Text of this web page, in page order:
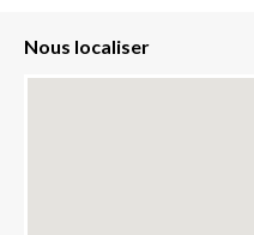
Nous localiser